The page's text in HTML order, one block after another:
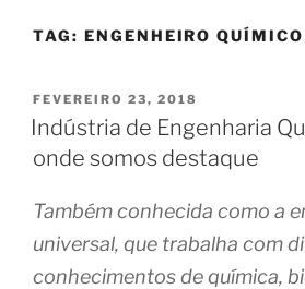
TAG: ENGENHEIRO QUÍMICO
PUBLICADO
EM
FEVEREIRO 23, 2018
Indústria de Engenharia
onde somos destaque
Também conhecida como a
universal, que trabalha com
conhecimentos de química,